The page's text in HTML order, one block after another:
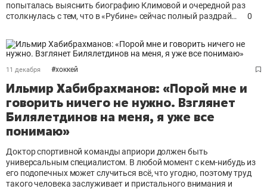
попыталась выяснить биографию Климовой и очередной раз
столкнулась с тем, что в «Рубине» сейчас полный раздрай…
0
11 декабря #хоккей
Ильмир Хабибрахманов: «Порой мне и
говорить ничего не нужно. Взглянет
Билялетдинов на меня, я уже все
понимаю»
Доктор спортивной команды априори должен быть
универсальным специалистом. В любой момент с кем-нибудь из
его подопечных может случиться всё, что угодно, поэтому труд
такого человека заслуживает и пристального внимания и